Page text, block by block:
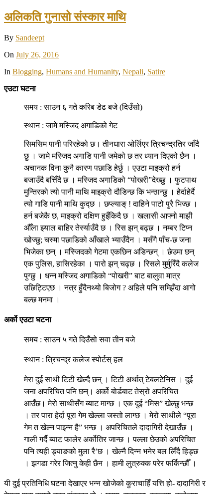
अलिकति गुनासो संस्कार माथि
By Sandeept
On July 26, 2016
In Blogging, Humans and Humanity, Nepali, Satire
एउटा घटना
समय : साउन ६ गते करिब डेढ बजे (दिउँसो)
स्थान : जामे मस्जिद अगाडिको गेट
सिमसिम पानी परिरहेको छ। तीनधारा ओर्लिएर त्रिचन्द्रतिर जाँदै
छु । जामे मस्जिद अगाडि पानी जमेको छ तर ध्यान दिएको छैन ।
अचानक विना कुनै कारण पछाडि हेर्छु । एउटा माइक्रो हर्न
बजाउँदै बत्तिँदै छ । मस्जिद अगाडिको “पोखरी”देख्छु । फुटपाथ
मुन्तिरको त्यो पानी माथि माइक्रो दौडिन्छ कि भन्ठान्छु । हेर्दाहेर्दै
त्यो गाडि पानी माथि कुद्छ । छप्ल्याङ् ! दाहिने पाटो पुरै भिज्छ ।
हर्न बजेकै छ, माइक्रो दक्षिण हुइँकिदै छ । खलासी आफ्नो माझी
औँला झ्याल बाहिर तेर्स्याउँदै छ । रिस झन् बढ्छ । नम्बर टिप्न
खोज्छु; चस्मा पछाडिको आँखाले भ्याउँदैन । मसँगै पाँच-छ जना
भिजेका छन् । मस्जिदको गेटमा एकछिन अडिन्छन् । छेउमा छन्
एक पुलिस, हासिरहेका । पारो झन् चढ्छ । रिसले मुर्मुरिँदै कलेज
पुग्छु । धन्न मस्जिद अगाडिको “पोखरी” बाट बालुवा मात्र
उछिट्टिएछ । नत्र हुँदैनथ्यो बिजोग ? अहिले पनि सम्झिँदा आगो
बल्छ मनमा ।
अर्को एउटा घटना
समय : साउन ५ गते दिउँसो सवा तीन बजे
स्थान : त्रिचन्द्र कलेज स्पोर्टस् हल
मेरा दुई साथी टिटी खेल्दै छन् । टिटी अर्थात् टेबलटेनिस । दुई
जना अपरिचित पनि छन्। अर्को बोर्डबाट तेस्रो अपरिचित
आउँछ। मेरो साथीसँग ब्याट माग्छ । एक दुई “मिस” खेल्छु भन्छ
। तर पारा हेर्दा पूरा गेम खेल्ला जस्तो लाग्छ । मेरो साथीले “पूरा
गेम त खेल्न पाइन्न है” भन्छ । अपरिचितले दादागिरी देखाउँछ ।
गाली गर्दै ब्याट फालेर अर्कोतिर जान्छ । पल्ला छेउको अपरिचित
पनि त्यही ड्याङको मुला रै’छ । खेल्नै दिन्न भनेर बल लिँदै हिड्छ
। झगडा गरेर जित्नु केही छैन । हामी लुत्रुक्क परेर फर्किन्छौँ ।
यी दुई प्रतिनिधि घटना देखाएर भन्न खोजेको कुराचाहिँ यत्ति हो- दादागिरी र